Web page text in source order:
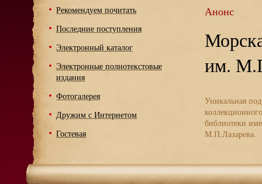
Рекомендуем почитать
Последние поступления
Электронный каталог
Электронные полнотекстовые
издания
Фотогалерея
Дружим с Интернетом
Гостевая
Анонс
им.
Уникальная
библиотеки
М.П.Лазарева.